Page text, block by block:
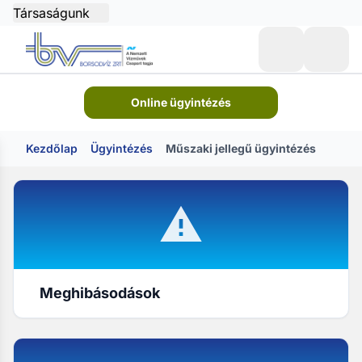
Társaságunk
Online ügyintézés
Kezdőlap Ügyintézés Műszaki jellegű ügyintézés
Meghibásodások